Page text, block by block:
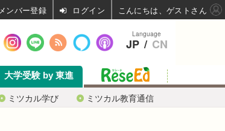
ミツカル学び ミツカル教育通信
大学受験 by 東進
Language
JP / CN
ログイン こんにちは、ゲストさん